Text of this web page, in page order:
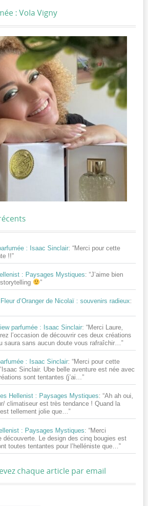
: Vola Vigny
: Isaac Sinclair: “Merci pour cette
!!”
: Paysages Mystiques: “J’aime bien
”
d’Oranger de Nicolaï : souvenirs radieux:
parfumée : Isaac Sinclair: “Merci Laure,
l’occasion de découvrir ces deux créations
saura sans aucun doute vous rafraîchir…”
: Isaac Sinclair: “Merci pour cette
Sinclair. Ube belle aventure est née avec
sont tentantes (j’ai…”
Hellenist : Paysages Mystiques: “Ah ah oui,
climatiseur est très tendance ! Quand la
tellement jolie que…”
: Paysages Mystiques: “Merci
découverte. Le design des cinq bougies est
toutes tentantes pour l’helléniste que… ”
chaque article par email